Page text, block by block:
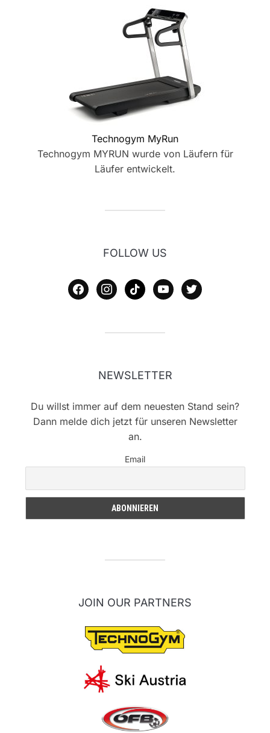
Technogym MyRun
Technogym MYRUN wurde von Läufern für
Läufer entwickelt.
FOLLOW US
facebookinstagram
tiktok youtubetwitter
NEWSLETTER
Du willst immer auf dem neuesten Stand sein?
Dann melde dich jetzt für unseren Newsletter
an.
Email
JOIN OUR PARTNERS